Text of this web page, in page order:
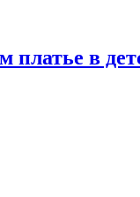
платье в